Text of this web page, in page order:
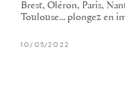
Brest, Oléron, Paris,
Toulouse... plongez en
10/05/2022